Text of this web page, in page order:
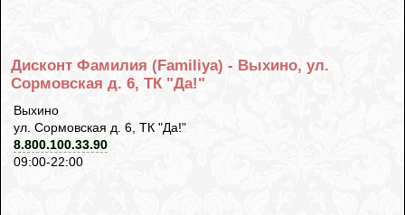
Дисконт Фамилия (Familiya) - Выхино, ул.
Сормовская д. 6, ТК "Да!"
Выхино
ул. Сормовская д. 6, ТК "Да!"
8.800.100.33.90
09:00-22:00